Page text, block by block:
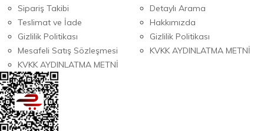
Sipariş Takibi
Teslimat ve İade
Gizlilik Politikası
Mesafeli Satış Sözleşmesi
KVKK AYDINLATMA METNİ
Detaylı Arama
Hakkımızda
Gizlilik Politikası
KVKK AYDINLATMA METNİ